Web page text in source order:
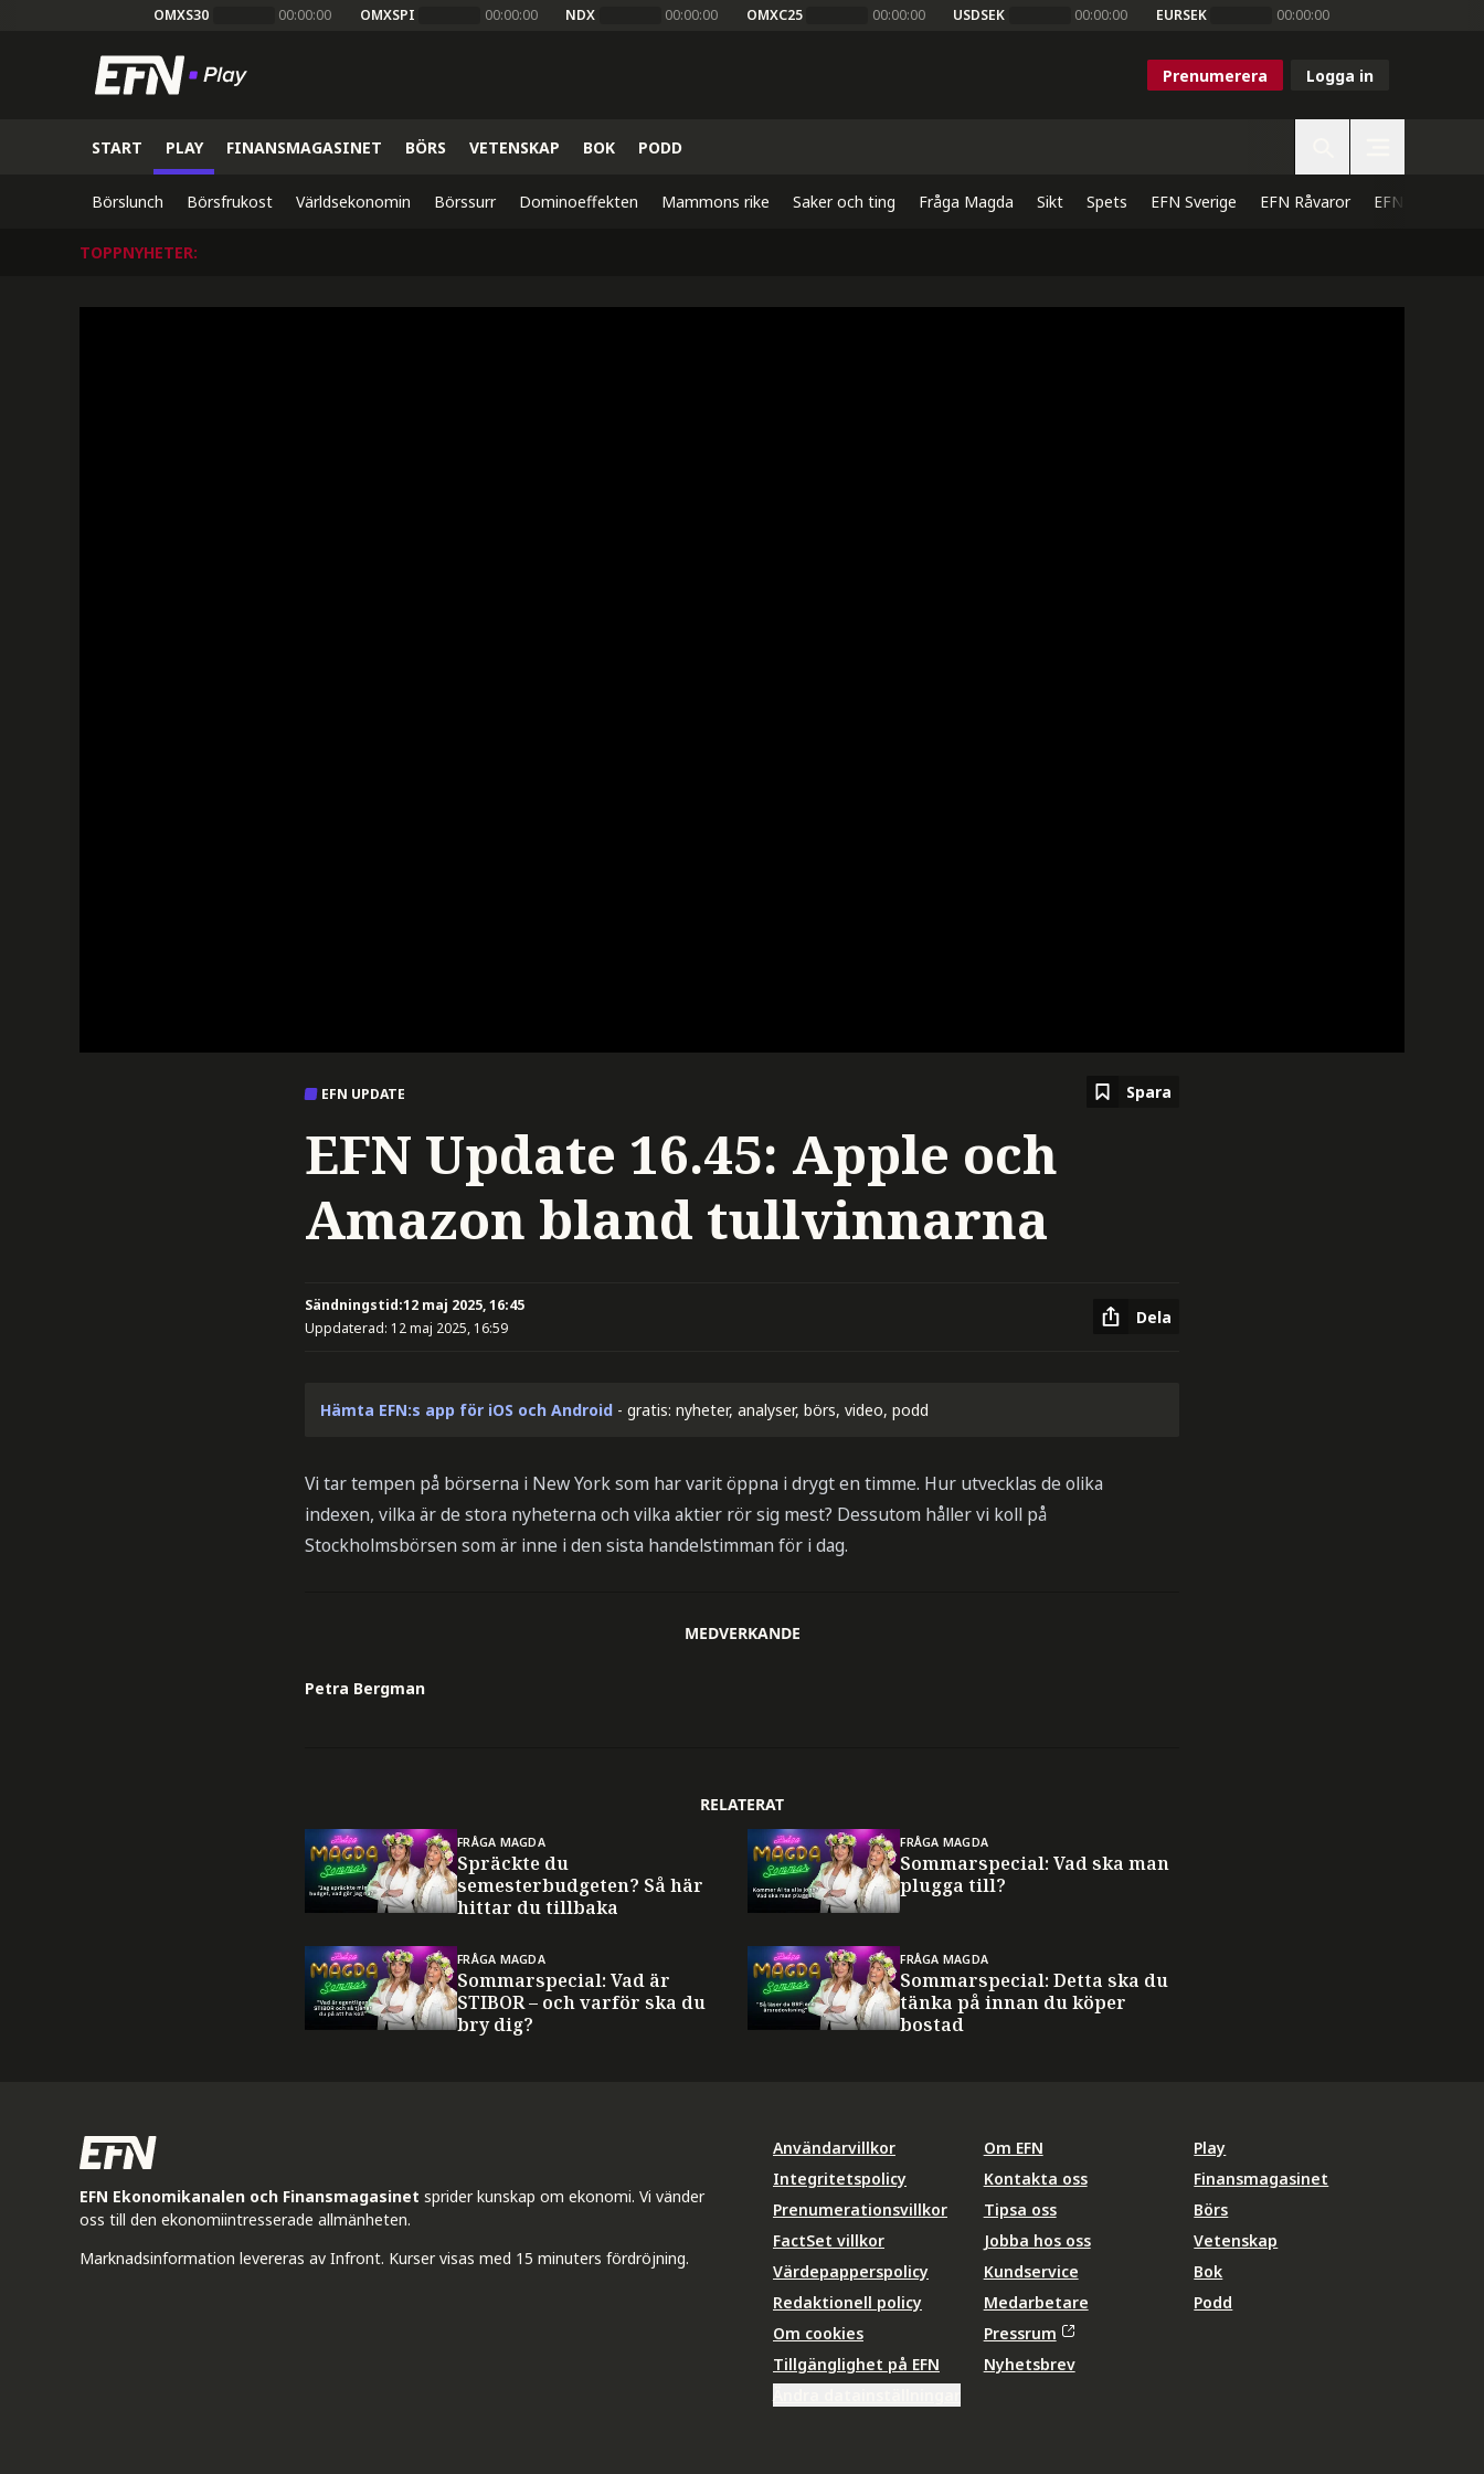
OMXS30 00:00:00 OMXSPI 00:00:00 NDX 00:00:00 OMXC25 00:00:00 USDSEK 00:00:00 EURSEK 00:00:00
Prenumerera Logga in
START PLAY FINANSMAGASINET BÖRS VETENSKAP BOK PODD
Börslunch Börsfrukost Världsekonomin Börssurr Dominoeffekten Mammons rike Saker och ting Fråga Magda Sikt Spets EFN Sverige EFN Råvaror EFN Direkt
TOPPNYHETER:
EFN UPDATE Spara
EFN Update 16.45: Apple och
Amazon bland tullvinnarna
Sändningstid:12 maj 2025, 16:45
Uppdaterad: 12 maj 2025, 16:59
Dela
Hämta EFN:s app för iOS och Android - gratis: nyheter, analyser, börs, video, podd
Vi tar tempen på börserna i New York som har varit öppna i drygt en timme. Hur utvecklas de olika
indexen, vilka är de stora nyheterna och vilka aktier rör sig mest? Dessutom håller vi koll på
Stockholmsbörsen som är inne i den sista handelstimman för i dag.
MEDVERKANDE
Petra Bergman
RELATERAT
FRÅGA MAGDA
Spräckte du
semesterbudgeten? Så här
hittar du tillbaka
FRÅGA MAGDA
Sommarspecial: Vad ska man
plugga till?
FRÅGA MAGDA
Sommarspecial: Vad är
STIBOR – och varför ska du
bry dig?
FRÅGA MAGDA
Sommarspecial: Detta ska du
tänka på innan du köper
bostad
EFN Ekonomikanalen och Finansmagasinet sprider kunskap om ekonomi. Vi vänder
oss till den ekonomiintresserade allmänheten.
Marknadsinformation levereras av Infront. Kurser visas med 15 minuters fördröjning.
Användarvillkor
Integritetspolicy
Prenumerationsvillkor
FactSet villkor
Värdepapperspolicy
Redaktionell policy
Om cookies
Tillgänglighet på EFN
Om EFN
Kontakta oss
Tipsa oss
Jobba hos oss
Kundservice
Medarbetare
Pressrum
Nyhetsbrev
Play
Finansmagasinet
Börs
Vetenskap
Bok
Podd